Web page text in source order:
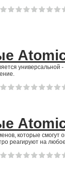
которые смогут
реагируют на